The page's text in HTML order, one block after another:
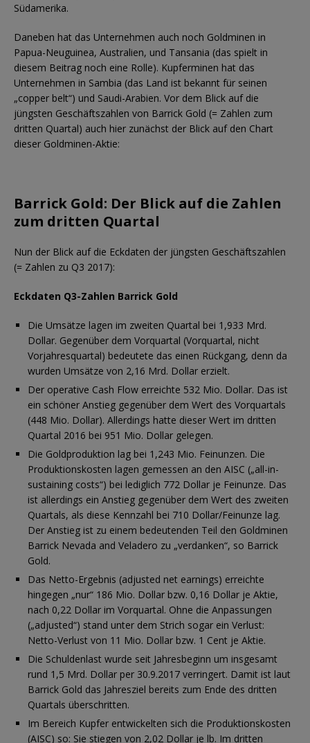
Südamerika.
Daneben hat das Unternehmen auch noch Goldminen in
Papua-Neuguinea, Australien, und Tansania (das spielt in
diesem Beitrag noch eine Rolle). Kupferminen hat das
Unternehmen in Sambia (das Land ist bekannt für seinen
„copper belt“) und Saudi-Arabien. Vor dem Blick auf die
jüngsten Geschäftszahlen von Barrick Gold (= Zahlen zum
dritten Quartal) auch hier zunächst der Blick auf den Chart
dieser Goldminen-Aktie:
Barrick Gold: Der Blick auf die Zahlen
zum dritten Quartal
Nun der Blick auf die Eckdaten der jüngsten Geschäftszahlen
(= Zahlen zu Q3 2017):
Eckdaten Q3-Zahlen Barrick Gold
Die Umsätze lagen im zweiten Quartal bei 1,933 Mrd.
Dollar. Gegenüber dem Vorquartal (Vorquartal, nicht
Vorjahresquartal) bedeutete das einen Rückgang, denn da
wurden Umsätze von 2,16 Mrd. Dollar erzielt.
Der operative Cash Flow erreichte 532 Mio. Dollar. Das ist
ein schöner Anstieg gegenüber dem Wert des Vorquartals
(448 Mio. Dollar). Allerdings hatte dieser Wert im dritten
Quartal 2016 bei 951 Mio. Dollar gelegen.
Die Goldproduktion lag bei 1,243 Mio. Feinunzen. Die
Produktionskosten lagen gemessen an den AISC („all-in-
sustaining costs“) bei lediglich 772 Dollar je Feinunze. Das
ist allerdings ein Anstieg gegenüber dem Wert des zweiten
Quartals, als diese Kennzahl bei 710 Dollar/Feinunze lag.
Der Anstieg ist zu einem bedeutenden Teil den Goldminen
Barrick Nevada and Veladero zu „verdanken“, so Barrick
Gold.
Das Netto-Ergebnis (adjusted net earnings) erreichte
hingegen „nur“ 186 Mio. Dollar bzw. 0,16 Dollar je Aktie,
nach 0,22 Dollar im Vorquartal. Ohne die Anpassungen
(„adjusted“) stand unter dem Strich sogar ein Verlust:
Netto-Verlust von 11 Mio. Dollar bzw. 1 Cent je Aktie.
Die Schuldenlast wurde seit Jahresbeginn um insgesamt
rund 1,5 Mrd. Dollar per 30.9.2017 verringert. Damit ist laut
Barrick Gold das Jahresziel bereits zum Ende des dritten
Quartals überschritten.
Im Bereich Kupfer entwickelten sich die Produktionskosten
(AISC) so: Sie stiegen von 2,02 Dollar je lb. Im dritten